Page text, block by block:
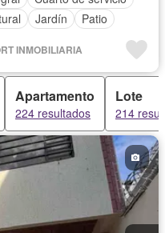
Jardín
Patio
INMOBILIARIA
Apartamento
224 resultados
Lote
214